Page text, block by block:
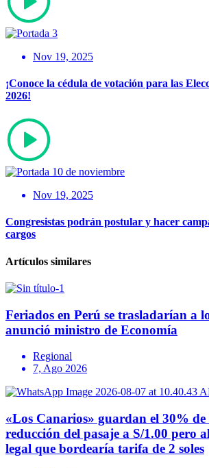
Nov 19, 2025
¡Conoce la cédula de votación para las
2026!
Nov 19, 2025
Congresistas podrán postular y hacer
cargos
Artículos similares
Feriados en Perú se trasladarían a
anunció ministro de Economía
Regional
7, Ago 2026
«Los Canarios» guardan el 30% de
reducción del pasaje a S/1.00 pero
legal que bordearía tarifa de 2 soles